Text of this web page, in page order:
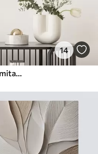
14
Abstraktne kompositsioon, maali imitatsioon